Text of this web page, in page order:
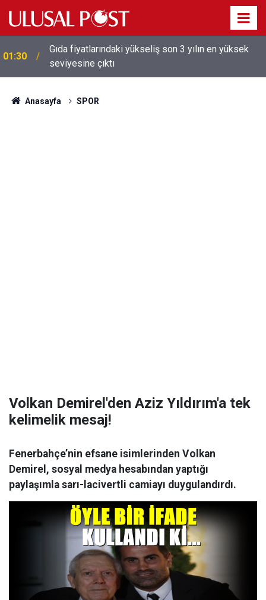
01:26
Galatasaray'dan sekiz kişi hakkında savcılığa suç
duyurusu
Anasayfa SPOR
Volkan Demirel'den Aziz Yıldırım'a tek
kelimelik mesaj!
Fenerbahçe’nin efsane isimlerinden Volkan
Demirel, sosyal medya hesabından yaptığı
paylaşımla sarı-lacivertli camiayı duygulandırdı.